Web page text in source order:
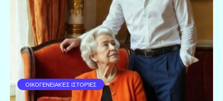
ΟΙΚΟΓΕΝΕΙΑΚΈΣ ΙΣΤΟΡΊΕΣ